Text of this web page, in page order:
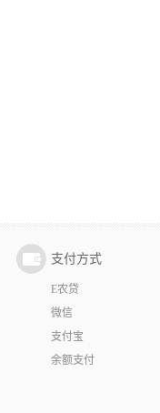
支付方式
E农贷
微信
支付宝
余额支付